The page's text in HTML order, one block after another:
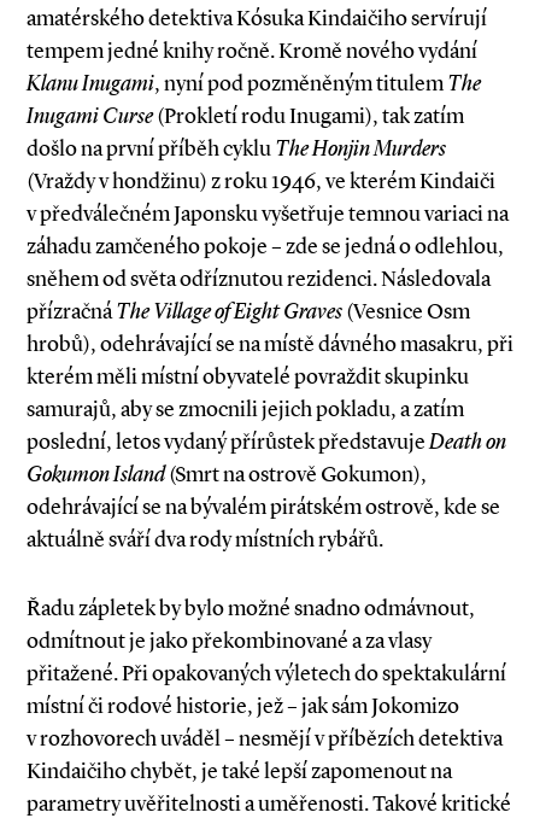
amatérského detektiva Kósuka Kindaičiho servírují
tempem jedné knihy ročně. Kromě nového vydání
Klanu Inugami, nyní pod pozměněným titulemThe
Inugami ­Curse(Prokletí rodu Inugami), tak zatím
došlo na první příběh cykluThe Honjin Murders
(Vraždy v hondžinu) z roku 1946, ve kterém Kindaiči
v předválečném Japonsku vyšetřuje temnou variaci na
záhadu zamčeného pokoje – zde se jedná o odlehlou,
sněhem od světa odříznutou rezidenci. Následovala
přízračnáThe Village of Eight Graves(Vesnice Osm
hrobů), odehrávající se na místě dávného masakru, při
kterém měli místní obyvatelé povraždit skupinku
samurajů, aby se zmocnili jejich pokladu, a zatím
poslední, letos vydaný přírůstek představujeDeath on
Gokumon Island(Smrt na ostrově Gokumon),
odehrávající se na bývalém pirátském ostrově, kde se
aktuálně sváří dva rody místních rybářů.
Řadu zápletek by bylo možné snadno odmávnout,
odmítnout je jako překombinované a za vlasy
přitažené. Při opakovaných výletech do spektakulární
místní či rodové historie, jež – jak sám Jokomizo
v rozhovorech uváděl – nesmějí v příbězích detektiva
Kindaičiho chybět, je také lepší zapomenout na
parametry uvěřitelnosti a uměřenosti. Takové kritické